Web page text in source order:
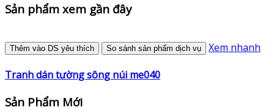
Sản phẩm xem gần đây
Thêm vào DS yêu thích So sánh sản phẩm dịch vụ Xem nhanh
Tranh dán tường sông núi me040
Sản Phẩm Mới